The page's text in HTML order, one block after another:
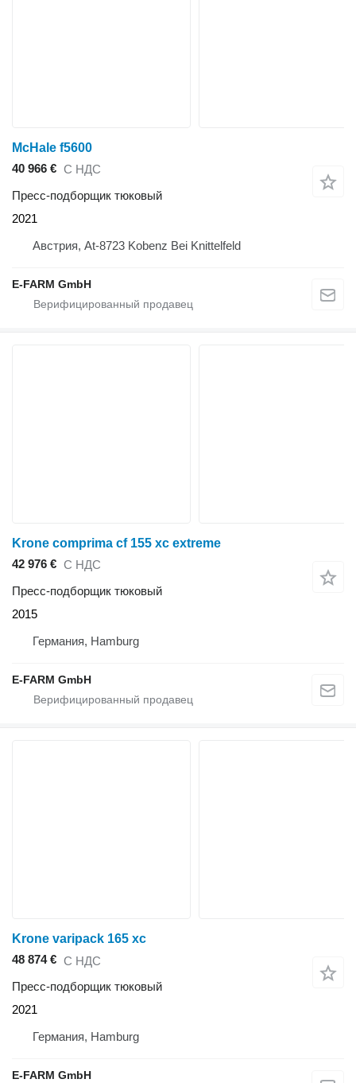
McHale f5600
40 966 € С НДС
Пресс-подборщик тюковый
2021
Австрия, At-8723 Kobenz Bei Knittelfeld
E-FARM GmbH
Krone comprima cf 155 xc extreme
42 976 € С НДС
Пресс-подборщик тюковый
2015
Германия, Hamburg
E-FARM GmbH
Krone varipack 165 xc
48 874 € С НДС
Пресс-подборщик тюковый
2021
Германия, Hamburg
E-FARM GmbH